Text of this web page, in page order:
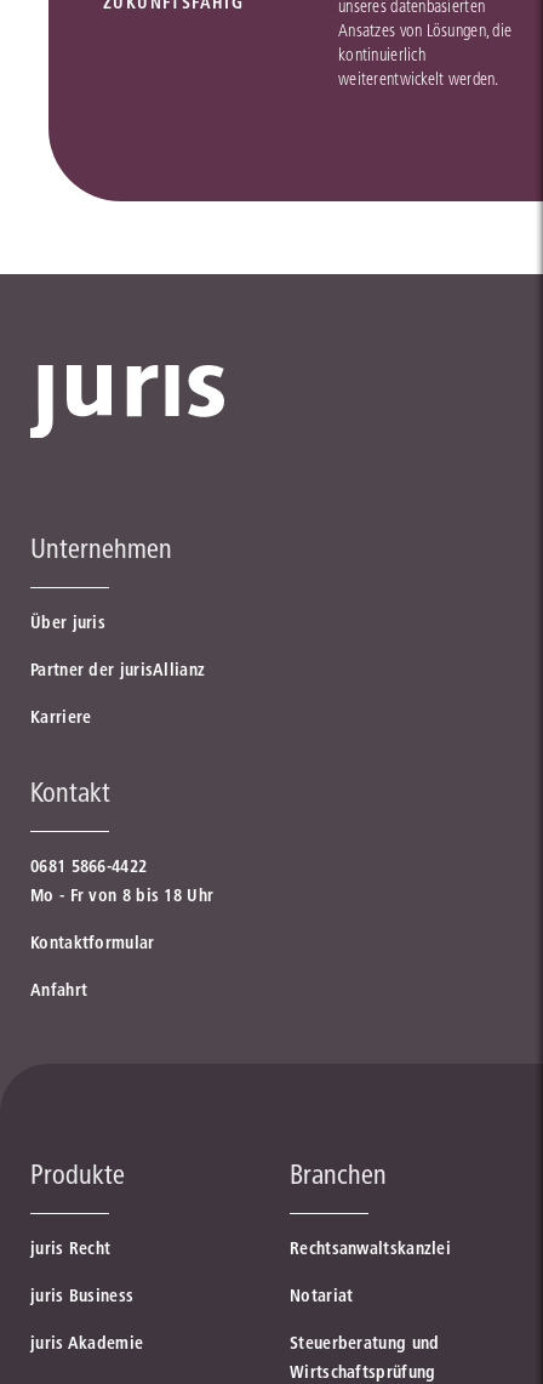
unseres datenbasierten
Ansatzes von Lösungen, die
kontinuierlich
weiterentwickelt werden.
Unternehmen
Über juris
Partner der jurisAllianz
Karriere
Kontakt
0681 5866-4422
Mo - Fr von 8 bis 18 Uhr
Kontaktformular
Anfahrt
Produkte
juris Recht
juris Business
juris Akademie
Branchen
Rechtsanwaltskanzlei
Notariat
Steuerberatung und
Wirtschaftsprüfung